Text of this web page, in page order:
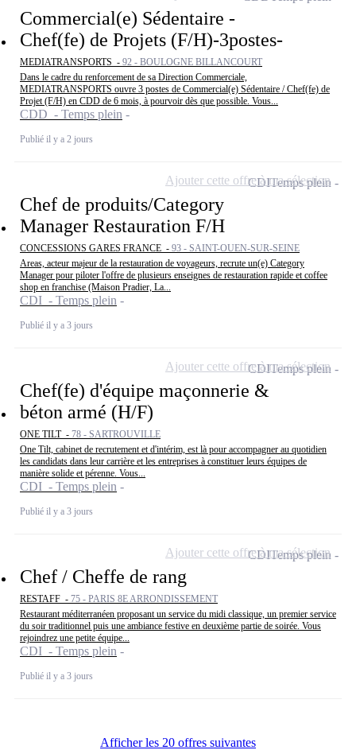
Commercial(e) Sédentaire -
Chef(fe) de Projets (F/H)-3postes-
MEDIATRANSPORTS - 92 - BOULOGNE BILLANCOURT
Dans le cadre du renforcement de sa Direction Commerciale,
MEDIATRANSPORTS ouvre 3 postes de Commercial(e) Sédentaire / Chef(fe) de
Projet (F/H) en CDD de 6 mois, à pourvoir dès que possible. Vous...
CDD - Temps plein
Publié il y a 2 jours
Chef de produits/Category
Manager Restauration F/H
CONCESSIONS GARES FRANCE - 93 - SAINT-OUEN-SUR-SEINE
Areas, acteur majeur de la restauration de voyageurs, recrute un(e) Category
Manager pour piloter l'offre de plusieurs enseignes de restauration rapide et coffee
shop en franchise (Maison Pradier, La...
CDI - Temps plein
Publié il y a 3 jours
CDITemps plein
Ajouter cette offre à ma sélection
Chef(fe) d'équipe maçonnerie &
béton armé (H/F)
ONE TILT - 78 - SARTROUVILLE
One Tilt, cabinet de recrutement et d'intérim, est là pour accompagner au quotidien
les candidats dans leur carrière et les entreprises à constituer leurs équipes de
manière solide et pérenne. Vous...
CDI - Temps plein
Publié il y a 3 jours
CDITemps plein
Ajouter cette offre à ma sélection
Chef / Cheffe de rang
RESTAFF - 75 - PARIS 8E ARRONDISSEMENT
Restaurant méditerranéen proposant un service du midi classique, un premier service
du soir traditionnel puis une ambiance festive en deuxième partie de soirée. Vous
rejoindrez une petite équipe...
CDI - Temps plein
Publié il y a 3 jours
CDITemps plein
Ajouter cette offre à ma sélection
Afficher les 20 offres suivantes